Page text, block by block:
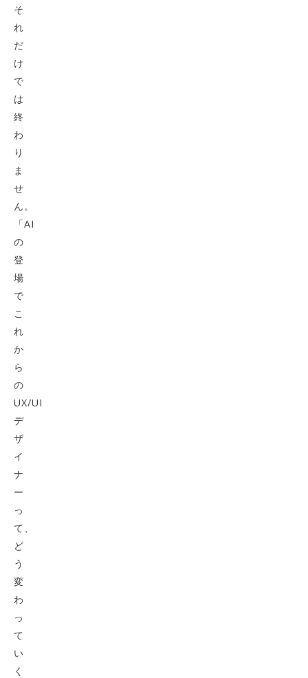
そ
れ
だ
け
で
は
終
わ
り
ま
せ
ん。
「AI
の
登
場
で
こ
れ
か
ら
の
UX/UI
デ
ザ
イ
ナ
ー
っ
て、
ど
う
変
わ
っ
て
い
く